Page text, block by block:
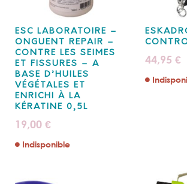
ESC LABORATOIRE –
ONGUENT REPAIR –
CONTRE LES SEIMES
ET FISSURES – A
BASE D’HUILES
VÉGÉTALES ET
ENRICHI À LA
KÉRATINE 0,5L
19,00 €
Indisponible
44,95 €